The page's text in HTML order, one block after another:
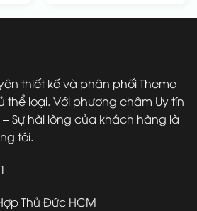
thiết kế và phân phối Theme
thể loại. Với phương châm Uy tín
Sự hài lòng của khách hàng là
tôi.
Thủ Đức HCM